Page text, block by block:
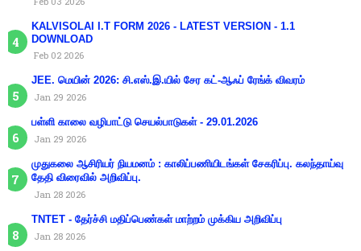
KALVISOLAI I.T FORM 2026 - LATEST VERSION - 1.1
DOWNLOAD
Feb 02 2026
JEE. மெயின் 2026: சி.எஸ்.இ.யில் சேர கட்-ஆஃப் ரேங்க் விவரம்
Jan 29 2026
பள்ளி காலை வழிபாட்டு செயல்பாடுகள் - 29.01.2026
Jan 29 2026
முதுகலை ஆசிரியர் நியமனம் : காலிப்பணியிடங்கள் சேகரிப்பு. கலந்தாய்வு
தேதி விரைவில் அறிவிப்பு.
Jan 28 2026
TNTET - தேர்ச்சி மதிப்பெண்கள் மாற்றம் முக்கிய அறிவிப்பு
Jan 28 2026